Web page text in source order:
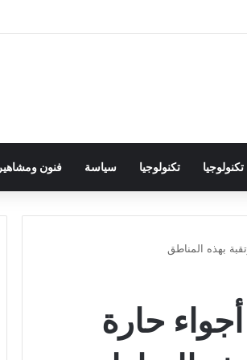
تكنولوجيا تكنولوجيا سياسة فنون ومشاهير
بهذه المناطق
حارة